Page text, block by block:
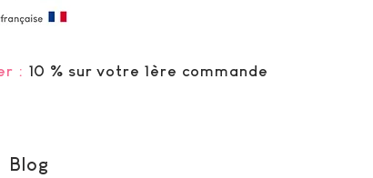
: 10 % sur votre 1ère commande
Blog